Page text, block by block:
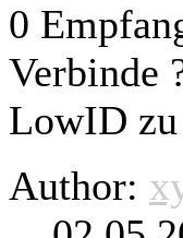
0
Verbinde
LowID
Author: